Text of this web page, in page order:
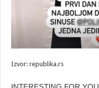
Izvor: republika.rs